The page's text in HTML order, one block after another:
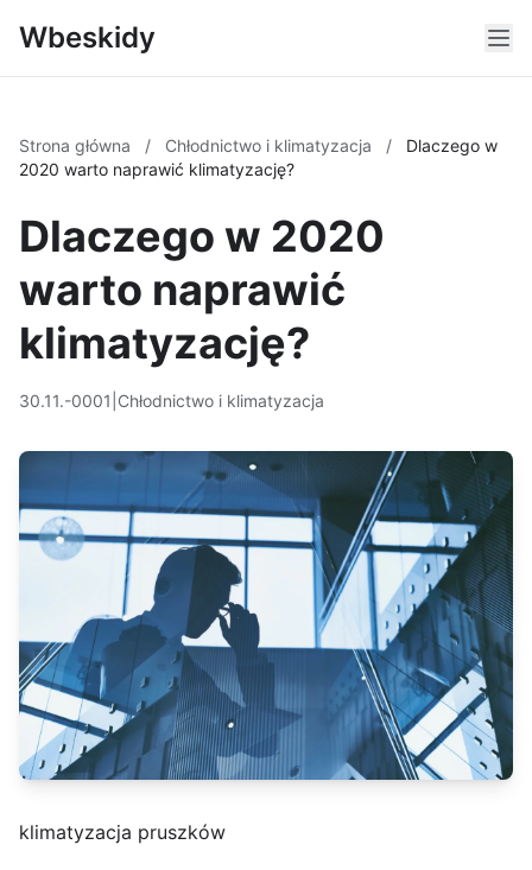
Wbeskidy
Strona główna / Chłodnictwo i klimatyzacja /
Dlaczego w
2020 warto naprawić klimatyzację?
Dlaczego w 2020
warto naprawić
klimatyzację?
30.11.-0001 Chłodnictwo i klimatyzacja
klimatyzacja pruszków